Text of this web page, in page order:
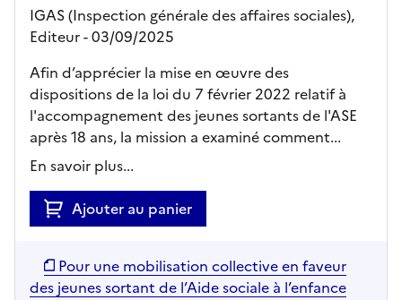
IGAS (Inspection générale des affaires sociales),
Editeur- 03/09/2025
Afin d’apprécier la mise en œuvre des
dispositions de la loi du 7 février 2022 relatif à
l'accompagnement des jeunes sortants de l'ASE
après 18 ans, la mission a examiné comment...
En savoir plus...
Ajouter au panier
Pour une mobilisation collective en faveur
des jeunes sortant de l’Aide sociale à l’enfance